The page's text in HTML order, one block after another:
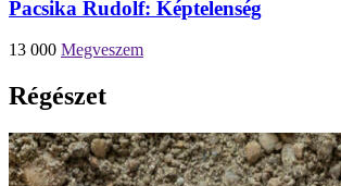
Pacsika Rudolf: Képtelenség
13 000 Megveszem
Régészet